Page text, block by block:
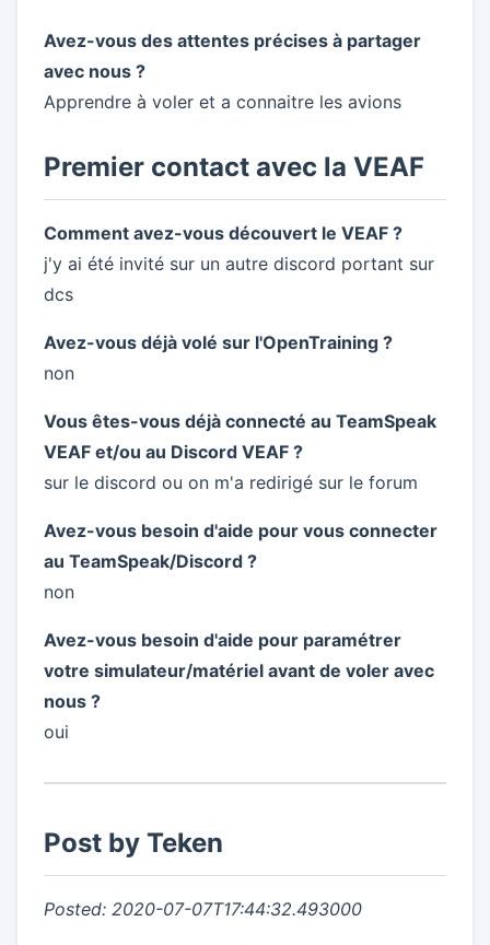
Avez-vous des attentes précises à partager
avec nous ?
Apprendre à voler et a connaitre les avions
Premier contact avec la VEAF
Comment avez-vous découvert le VEAF ?
j'y ai été invité sur un autre discord portant sur
dcs
Avez-vous déjà volé sur l'OpenTraining ?
non
Vous êtes-vous déjà connecté au TeamSpeak
VEAF et/ou au Discord VEAF ?
sur le discord ou on m'a redirigé sur le forum
Avez-vous besoin d'aide pour vous connecter
au TeamSpeak/Discord ?
non
Avez-vous besoin d'aide pour paramétrer
votre simulateur/matériel avant de voler avec
nous ?
oui
Post by Teken
Posted: 2020-07-07T17:44:32.493000